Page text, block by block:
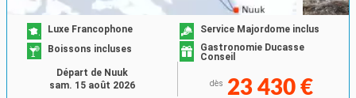
Luxe Francophone
Service Majordome inclus
Boissons incluses
Gastronomie Ducasse
Conseil
dès 23 430 €
Départ de Nuuk
sam. 15 août 2026